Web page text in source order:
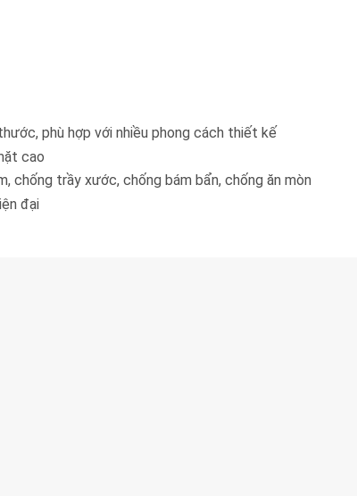
phù hợp với nhiều phong cách thiết kế
cao
chống trầy xước, chống bám bẩn, chống ăn mòn
đại